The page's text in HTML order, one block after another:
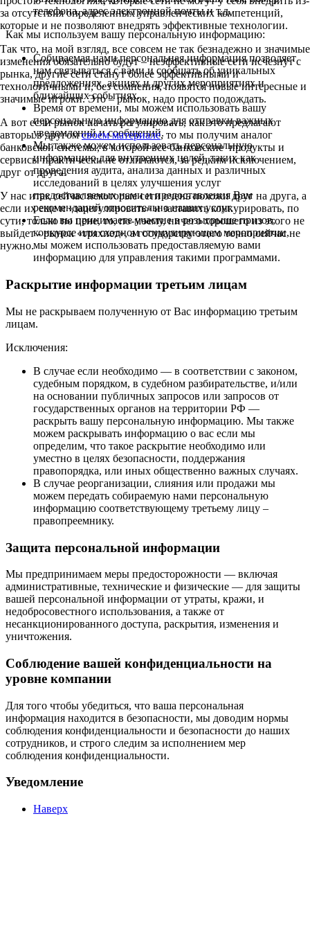
за отсутствия определенных управленческих компетенций,
которые и не позволяют внедрять эффективные технологии.
Так что, на мой взгляд, все совсем не так безнадежно и значимые
изменения обязательно будут – неэффективные сети исчезнут с
рынка, другие сети станут более эффективными и
технологичными и, без сомнения, появятся новые интересные и
значимые игроки. Это – рынок, надо просто подождать.
А вот если рынок начать регулировать, как это предлагают
авторы в другомсвоем материале, то мы получим аналог
банковской системы, в которой все банковские продукты и
сервисы практически не отличаются, за редким исключением,
друг от друга.
У нас итак сейчас некоторые сети очень похожи друг на друга, а
если их еще и «зарегулировать» и заставить конкурировать, по
сути, только по цене, то, по-моему, ничего хорошего из этого не
выйдет - рынок «тряхнет», а государству этого точно сейчас не
нужно.
телефона, адрес электронной почты и т.д.
Как мы используем вашу персональную информацию:
Собираемая нами персональная информация позволяет
нам связываться с вами и сообщать об уникальных
предложениях, акциях и других мероприятиях и
ближайших событиях.
Время от времени, мы можем использовать вашу
персональную информацию для отправки важных
уведомлений и сообщений.
Мы также можем использовать персональную
информацию для внутренних целей, таких как
проведения аудита, анализа данных и различных
исследований в целях улучшения услуг
предоставляемых нами и предоставления Вам
рекомендаций относительно наших услуг.
Если вы принимаете участие в розыгрыше призов,
конкурсе или сходном стимулирующем мероприятии,
мы можем использовать предоставляемую вами
информацию для управления такими программами.
Раскрытие информации третьим лицам
Мы не раскрываем полученную от Вас информацию третьим
лицам.
Исключения:
В случае если необходимо — в соответствии с законом,
судебным порядком, в судебном разбирательстве, и/или
на основании публичных запросов или запросов от
государственных органов на территории РФ —
раскрыть вашу персональную информацию. Мы также
можем раскрывать информацию о вас если мы
определим, что такое раскрытие необходимо или
уместно в целях безопасности, поддержания
правопорядка, или иных общественно важных случаях.
В случае реорганизации, слияния или продажи мы
можем передать собираемую нами персональную
информацию соответствующему третьему лицу –
правопреемнику.
Защита персональной информации
Мы предпринимаем меры предосторожности — включая
административные, технические и физические — для защиты
вашей персональной информации от утраты, кражи, и
недобросовестного использования, а также от
несанкционированного доступа, раскрытия, изменения и
уничтожения.
Соблюдение вашей конфиденциальности на
уровне компании
Для того чтобы убедиться, что ваша персональная
информация находится в безопасности, мы доводим нормы
соблюдения конфиденциальности и безопасности до наших
сотрудников, и строго следим за исполнением мер
соблюдения конфиденциальности.
Уведомление
Наверх